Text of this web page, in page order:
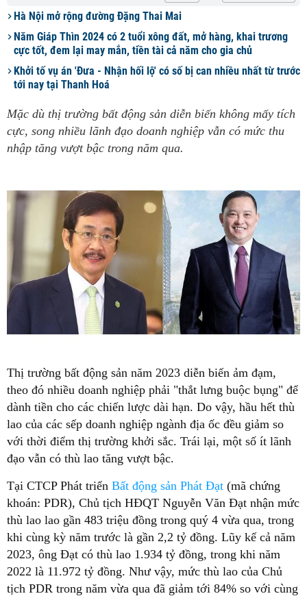
Hà Nội mở rộng đường Đặng Thai Mai
Năm Giáp Thìn 2024 có 2 tuổi xông đất, mở hàng, khai trương
cực tốt, đem lại may mắn, tiền tài cả năm cho gia chủ
Khởi tố vụ án 'Đưa - Nhận hối lộ' có số bị can nhiều nhất từ trước
tới nay tại Thanh Hoá
Mặc dù thị trường bất động sản diễn biến không mấy tích
cực, song nhiều lãnh đạo doanh nghiệp vẫn có mức thu
nhập tăng vượt bậc trong năm qua.
Thị trường bất động sản năm 2023 diễn biến ảm đạm,
theo đó nhiều doanh nghiệp phải "thắt lưng buộc bụng" để
dành tiền cho các chiến lược dài hạn. Do vậy, hầu hết thù
lao của các sếp doanh nghiệp ngành địa ốc đều giảm so
với thời điểm thị trường khởi sắc. Trái lại, một số ít lãnh
đạo vẫn có thù lao tăng vượt bậc.
Tại CTCP Phát triển Bất động sản Phát Đạt (mã chứng
khoán: PDR), Chủ tịch HĐQT Nguyễn Văn Đạt nhận mức
thù lao lao gần 483 triệu đồng trong quý 4 vừa qua, trong
khi cùng kỳ năm trước là gần 2,2 tỷ đồng. Lũy kế cả năm
2023, ông Đạt có thù lao 1.934 tỷ đồng, trong khi năm
2022 là 11.972 tỷ đồng. Như vậy, mức thù lao của Chủ
tịch PDR trong năm vừa qua đã giảm tới 84% so với cùng